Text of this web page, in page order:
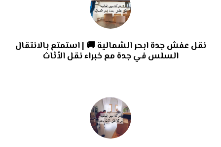
نقل عفش جدة ابحر الشمالية 🚚 | استمتع بالانتقال
السلس في جدة مع خبراء نقل الأثاث